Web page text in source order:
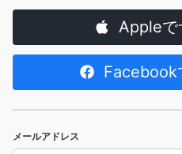
Appleで
Facebook
メールアドレス